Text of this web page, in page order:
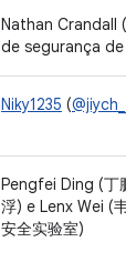
Nathan Crandall (
de segurança
Niky1235 (
Pengfei Ding (丁
浮) e Lenx Wei (
安全实验室)